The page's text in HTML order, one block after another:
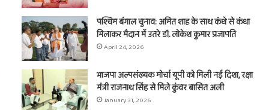
पश्चिम बंगाल चुनाव: अमित शाह के साथ कंधे से कंधा
मिलाकर मैदान में उतरे डॉ. लोकेश कुमार प्रजापति
April 24, 2026
भाजपा अल्पसंख्यक मोर्चा यूपी को मिली नई दिशा, रक्षा
मंत्री राजनाथ सिंह से मिले कुंवर बासित अली
January 31, 2026